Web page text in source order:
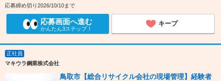
応募締め切り2026/10/10まで
応募画面へ進む
かんたん3ステップ！
キープ
正社員
マキウラ鋼業株式会社
鳥取市【総合リサイクル会社の現場管理】経験者